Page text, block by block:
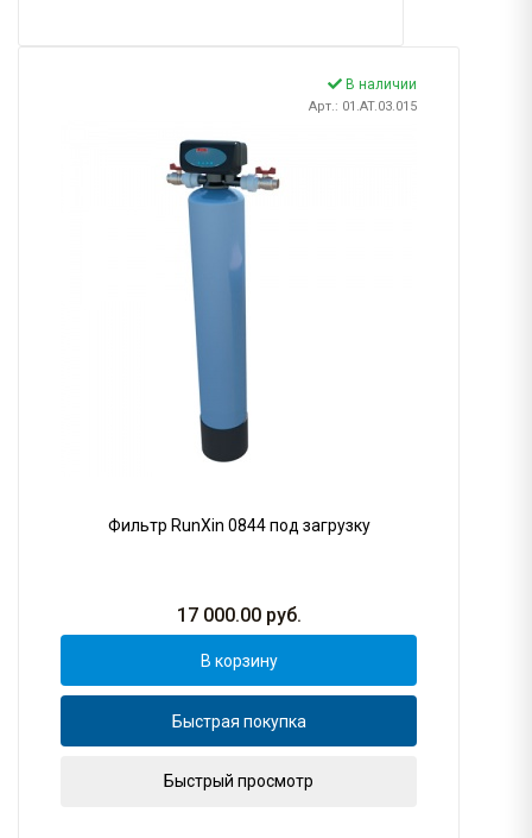
В наличии
Арт.: 01.AT.03.015
Фильтр RunXin 0844 под загрузку
17 000.00руб.
В корзину
Быстрая покупка
Быстрый просмотр